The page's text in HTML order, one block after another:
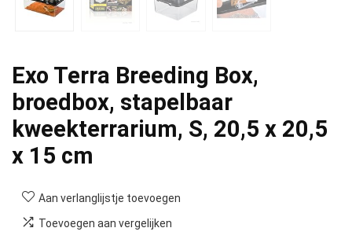
Exo Terra Breeding Box,
broedbox, stapelbaar
kweekterrarium, S, 20,5 x 20,5
x 15 cm
Aan verlanglijstje toevoegen
Toevoegen aan vergelijken